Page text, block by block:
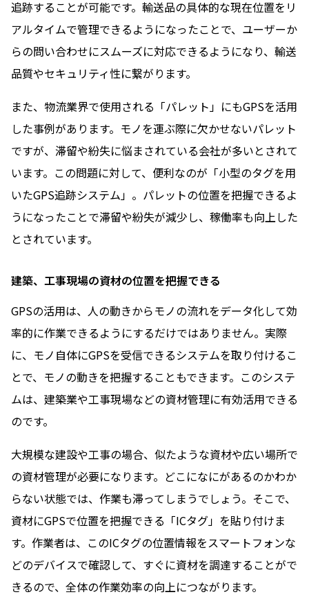
追跡することが可能です。輸送品の具体的な現在位置をリ
アルタイムで管理できるようになったことで、ユーザーか
らの問い合わせにスムーズに対応できるようになり、輸送
品質やセキュリティ性に繋がります。
また、物流業界で使用される「パレット」にもGPSを活用
した事例があります。モノを運ぶ際に欠かせないパレット
ですが、滞留や紛失に悩まされている会社が多いとされて
います。この問題に対して、便利なのが「小型のタグを用
いたGPS追跡システム」。パレットの位置を把握できるよ
うになったことで滞留や紛失が減少し、稼働率も向上した
とされています。
建築、工事現場の資材の位置を把握できる
GPSの活用は、人の動きからモノの流れをデータ化して効
率的に作業できるようにするだけではありません。実際
に、モノ自体にGPSを受信できるシステムを取り付けるこ
とで、モノの動きを把握することもできます。このシステ
ムは、建築業や工事現場などの資材管理に有効活用できる
のです。
大規模な建設や工事の場合、似たような資材や広い場所で
の資材管理が必要になります。どこになにがあるのかわか
らない状態では、作業も滞ってしまうでしょう。そこで、
資材にGPSで位置を把握できる「ICタグ」を貼り付けま
す。作業者は、このICタグの位置情報をスマートフォンな
どのデバイスで確認して、すぐに資材を調達することがで
きるので、全体の作業効率の向上につながります。